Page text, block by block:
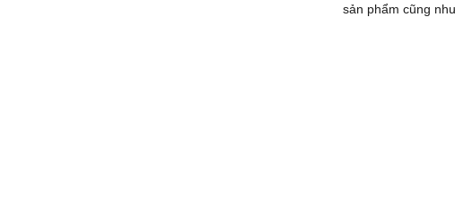
sản phẩm cũng